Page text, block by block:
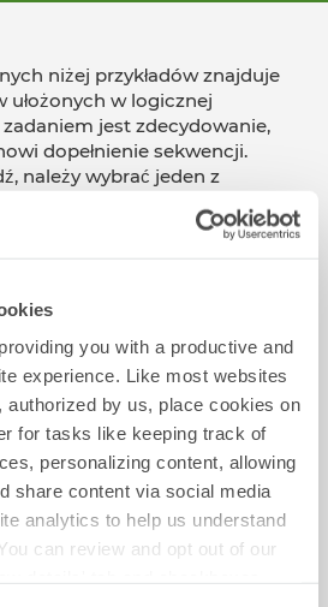
you with a productive and
experience. Like most websites
by us, place cookies on
for tasks like keeping track of
personalizing content, allowing
share content via social media
analytics to help us understand
can review and opt out of our
niżej przykładów znajduje
ułożonych w logicznej
jest zdecydowanie,
dopełnienie sekwencji.
należy wybrać jeden z
informacja o tym,
Pytania
tych testów: